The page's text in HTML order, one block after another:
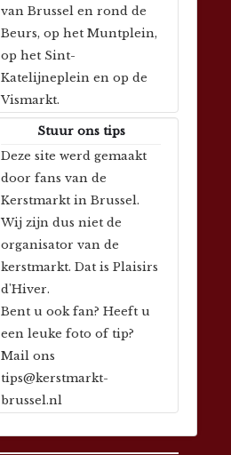
van Brussel en rond de
Beurs, op het Muntplein,
op het Sint-
Katelijneplein en op de
Vismarkt.
Stuur ons tips
Deze site werd gemaakt
door fans van de
Kerstmarkt in Brussel.
Wij zijn dus niet de
organisator van de
kerstmarkt. Dat is Plaisirs
d'Hiver.
Bent u ook fan? Heeft u
een leuke foto of tip?
Mail ons
tips@kerstmarkt-
brussel.nl